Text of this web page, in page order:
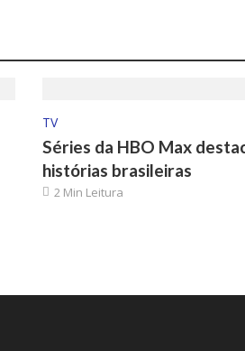
TV
Séries da HBO Max
histórias brasileiras
2 Min Leitura